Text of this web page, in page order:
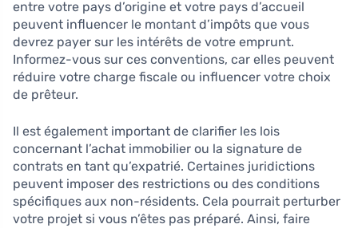
entre votre pays d’origine et votre pays d’accueil
peuvent influencer le montant d’impôts que vous
devrez payer sur les intérêts de votre emprunt.
Informez-vous sur ces conventions, car elles peuvent
réduire votre charge fiscale ou influencer votre choix
de prêteur.
Il est également important de clarifier les lois
concernant l’achat immobilier ou la signature de
contrats en tant qu’expatrié. Certaines juridictions
peuvent imposer des restrictions ou des conditions
spécifiques aux non-résidents. Cela pourrait perturber
votre projet si vous n’êtes pas préparé. Ainsi, faire